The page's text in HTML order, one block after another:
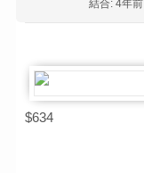
結合: 4年前
$634